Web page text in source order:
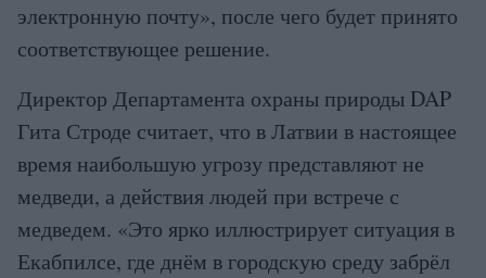
электронную почту», после чего будет принято
соответствующее решение.
Директор Департамента охраны природы DAP
Гита Строде считает, что в Латвии в настоящее
время наибольшую угрозу представляют не
медведи, а действия людей при встрече с
медведем. «Это ярко иллюстрирует ситуация в
Екабпилсе, где днём в городскую среду забрёл